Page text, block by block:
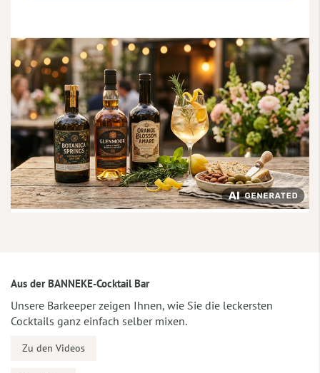
Aus der BANNEKE-Cocktail Bar
Unsere Barkeeper zeigen Ihnen, wie Sie die leckersten
Cocktails ganz einfach selber mixen.
Zu den Videos